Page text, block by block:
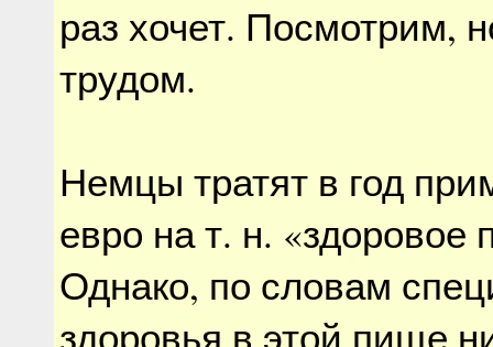
раз хочет. Посмотрим,
трудом.
Немцы тратят в год
евро на т. н. «здоровое
Однако, по словам
здоровья в этой пище